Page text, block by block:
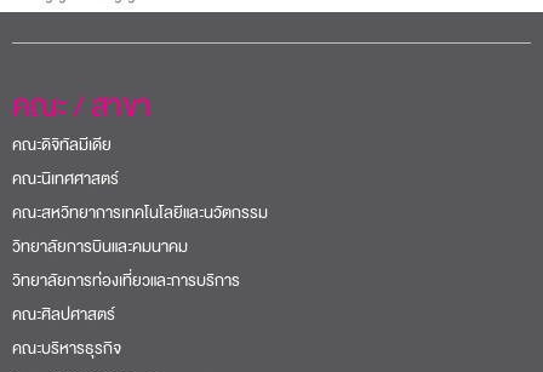
คณะ / สาขา
คณะดิจิทัลมีเดีย
คณะนิเทศศาสตร์
คณะสหวิทยาการเทคโนโลยีและนวัตกรรม
วิทยาลัยการบินและคมนาคม
วิทยาลัยการท่องเที่ยวและการบริการ
คณะศิลปศาสตร์
คณะบริหารธุรกิจ